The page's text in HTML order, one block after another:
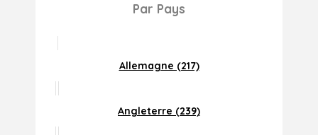
Par Pays
Allemagne (217)
Angleterre (239)